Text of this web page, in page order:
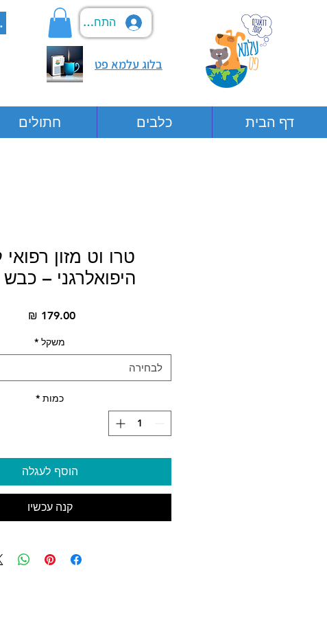
התחבר
בלוג עלמא פט
חתולים כלבים דף הבית
טרו וט מזון
היפואלרגני – כבש LRD
‏179.00 ‏₪
משקל *
לבחירה
כמות *
הוסף לעגלה
קנה עכשיו